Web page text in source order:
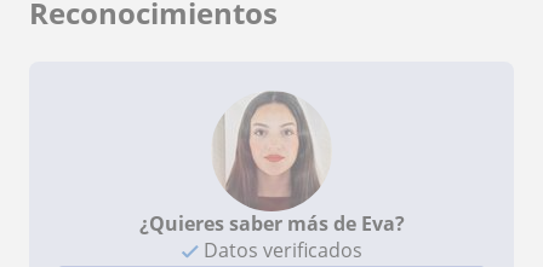
Reconocimientos
¿Quieres saber más de Eva?
Datos verificados